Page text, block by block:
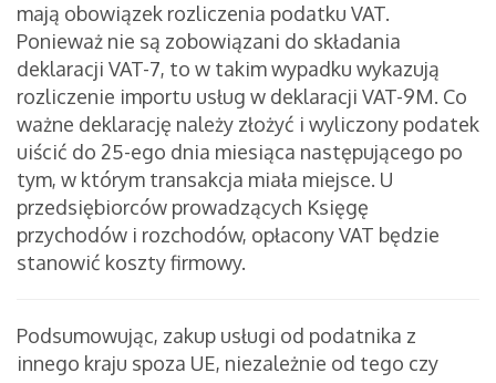
mają obowiązek rozliczenia podatku VAT.
Ponieważ nie są zobowiązani do składania
deklaracji VAT-7, to w takim wypadku wykazują
rozliczenie importu usług w deklaracji VAT-9M. Co
ważne deklarację należy złożyć i wyliczony podatek
uiścić do 25-ego dnia miesiąca następującego po
tym, w którym transakcja miała miejsce. U
przedsiębiorców prowadzących Księgę
przychodów i rozchodów, opłacony VAT będzie
stanowić koszty firmowy.
Podsumowując, zakup usługi od podatnika z
innego kraju spoza UE, niezależnie od tego czy